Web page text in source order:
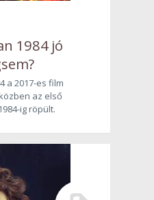
1984 jó
a 2017-es film
az első
ig röpült.